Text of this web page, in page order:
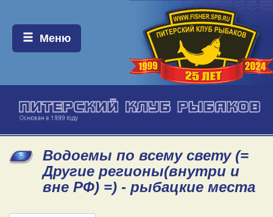
Меню:
Меню
Водоемы по всему свету (=
Другие регионы(внутри и
вне РФ) =) - рыбацкие места